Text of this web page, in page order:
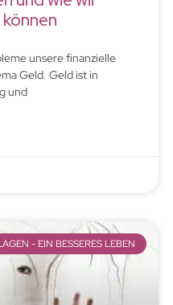
unsere finanzielle
Geld. Geld ist in
und
- EIN BESSERES LEBEN